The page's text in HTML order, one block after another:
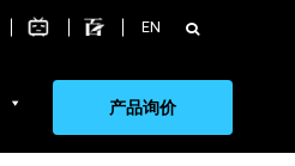
EN 搜
索：
产品询价